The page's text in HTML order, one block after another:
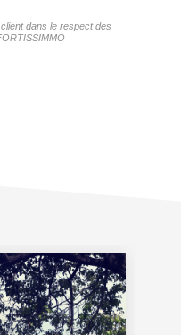
dans le respect des